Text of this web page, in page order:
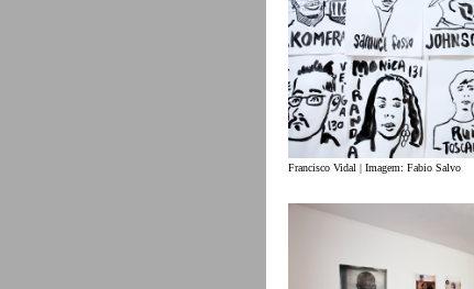
Francisco Vidal | Imagem: Fabio Salvo